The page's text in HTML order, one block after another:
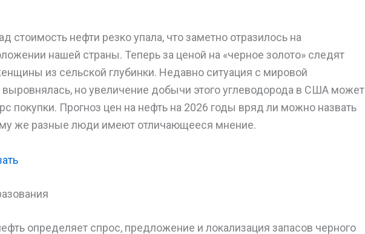
стоимость нефти резко упала, что заметно отразилось на
нашей страны. Теперь за ценой на «черное золото» следят
из сельской глубинки. Недавно ситуация с мировой
но увеличение добычи этого углеводорода в США может
покупки. Прогноз цен на нефть на 2026 годы вряд ли можно назвать
же разные люди имеют отличающееся мнение.
определяет спрос, предложение и локализация запасов черного